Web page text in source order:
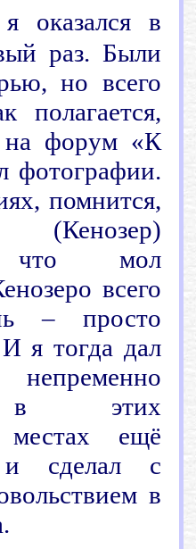
оказался в
раз. Были
но всего
полагается,
на форум «К
фотографии.
помнится,
что мол
всего
– просто
я тогда дал
в этих
местах ещё
сделал с
в